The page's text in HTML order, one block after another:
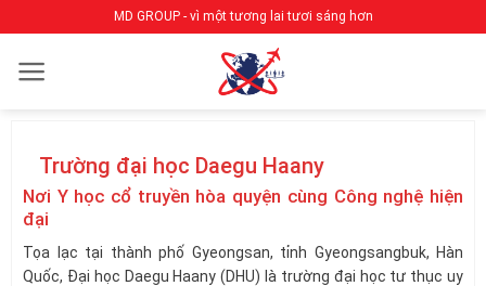
qua
nội
MD GROUP - vì một tương lai tươi sáng hơn
Trường đại học Daegu Haany
Nơi Y học cổ truyền hòa quyện cùng Công nghệ hiện
đại
Tọa lạc tại thành phố Gyeongsan, tỉnh Gyeongsangbuk, Hàn
Quốc, Đại học Daegu Haany (DHU) là trường đại học tư thục uy